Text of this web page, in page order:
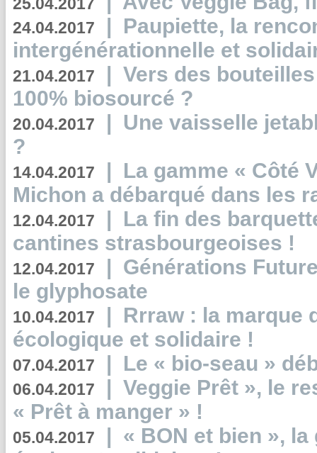
24.04.2017 | Paupiette, la
intergénérationnelle et
21.04.2017 | Vers des
100% biosourcé ?
20.04.2017 | Une vaisselle
?
14.04.2017 | La gamme « Côté
Michon a débarqué dans les
12.04.2017 | La fin des
cantines strasbourgeoises !
12.04.2017 | Générations
le glyphosate
10.04.2017 | Rrraw : la marque
écologique et solidaire !
07.04.2017 | Le « bio-seau »
06.04.2017 | Veggie Prêt », le
« Prêt à manger » !
05.04.2017 | « BON et bien »,